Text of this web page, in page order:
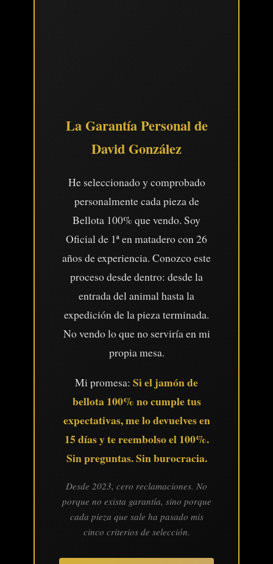
La Garantía Personal de
David González
He seleccionado y comprobado
personalmente cada pieza de
Bellota 100% que vendo. Soy
Oficial de 1ª en matadero con 26
años de experiencia. Conozco este
proceso desde dentro: desde la
entrada del animal hasta la
expedición de la pieza terminada.
No vendo lo que no serviría en mi
propia mesa.
Mi promesa: Si el jamón de
bellota 100% no cumple tus
expectativas, me lo devuelves en
15 días y te reembolso el 100%.
Sin preguntas. Sin burocracia.
Desde 2023, cero reclamaciones. No
porque no exista garantía, sino porque
cada pieza que sale ha pasado mis
cinco criterios de selección.